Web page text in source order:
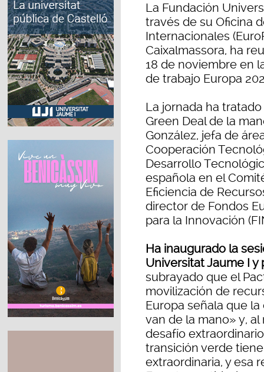
La Fundación
través de su Oficina
Internacionales
Caixalmassora, ha
18 de noviembre en
de trabajo Europa
La jornada ha
Green Deal de la
González, jefa de
Cooperación
Desarrollo
española en el
Eficiencia de
director de Fondos
para la Innovación
Ha inaugurado la
Universitat Jaume I y
subrayado que el
movilización de
Europa señala que
van de la mano» y,
desafío
transición verde
extraordinaria, y esa